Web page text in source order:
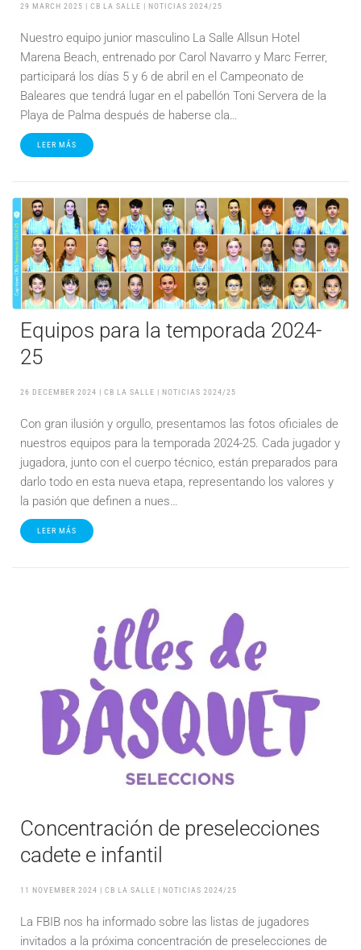
29 MARCH 2025 | CB LA SALLE | NOTICIAS 2024/25
Nuestro equipo junior masculino La Salle Allsun Hotel
Marena Beach, entrenado por Carol Navarro y Marc Ferrer,
participará los días 5 y 6 de abril en el Campeonato de
Baleares que tendrá lugar en el pabellón Toni Servera de la
Playa de Palma después de haberse cla…
LEER MÁS
Equipos para la temporada 2024-
25
26 DECEMBER 2024 | CB LA SALLE | NOTICIAS 2024/25
Con gran ilusión y orgullo, presentamos las fotos oficiales de
nuestros equipos para la temporada 2024-25. Cada jugador y
jugadora, junto con el cuerpo técnico, están preparados para
darlo todo en esta nueva etapa, representando los valores y
la pasión que definen a nues…
LEER MÁS
Concentración de preselecciones
cadete e infantil
11 NOVEMBER 2024 | CB LA SALLE | NOTICIAS 2024/25
La FBIB nos ha informado sobre las listas de jugadores
invitados a la próxima concentración de preselecciones de